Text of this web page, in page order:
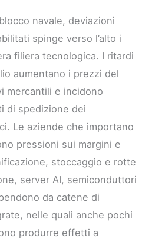
navale, deviazioni
spinge verso l’alto i
filiera tecnologica. I ritardi
aumentano i prezzi del
mercantili e incidono
di spedizione dei
Le aziende che importano
pressioni sui margini e
stoccaggio e rotte
server AI, semiconduttori
da catene di
nelle quali anche pochi
produrre effetti a